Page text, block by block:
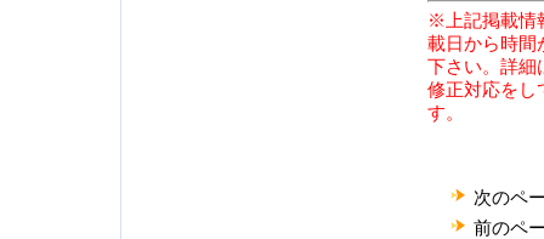
※上記掲載情
載日から時間
下さい。詳細
修正対応をし
す。
次のペ
前のペ